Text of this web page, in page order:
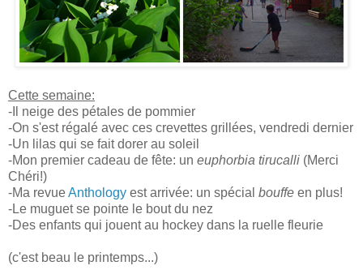
Cette semaine:
-Il neige des pétales de pommier
-On s'est régalé avec ces crevettes grillées, vendredi dernier
-Un lilas qui se fait dorer au soleil
-Mon premier cadeau de fête: un euphorbia tirucalli (Merci
Chéri!)
-Ma revueAnthology est arrivée: un spécial bouffe en plus!
-Le muguet se pointe le bout du nez
-Des enfants qui jouent au hockey dans la ruelle fleurie
(c'est beau le printemps...)